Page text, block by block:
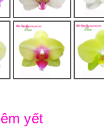
yết